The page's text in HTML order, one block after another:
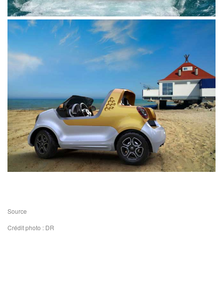
Source
Crédit photo : DR